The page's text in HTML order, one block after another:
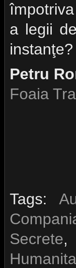
a legii
instanţe?
Petru
Foaia
Tags:
Secrete